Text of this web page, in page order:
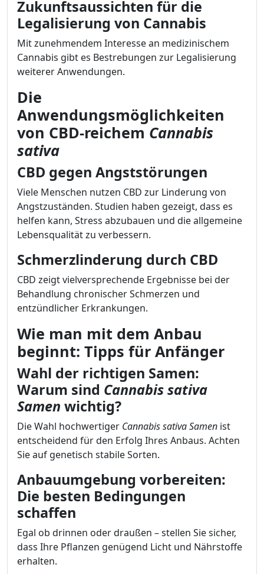
Zukunftsaussichten für die
Legalisierung von Cannabis
Mit zunehmendem Interesse an medizinischem
Cannabis gibt es Bestrebungen zur Legalisierung
weiterer Anwendungen.
Die
Anwendungsmöglichkeiten
von CBD-reichem Cannabis
sativa
CBD gegen Angststörungen
Viele Menschen nutzen CBD zur Linderung von
Angstzuständen. Studien haben gezeigt, dass es
helfen kann, Stress abzubauen und die allgemeine
Lebensqualität zu verbessern.
Schmerzlinderung durch CBD
CBD zeigt vielversprechende Ergebnisse bei der
Behandlung chronischer Schmerzen und
entzündlicher Erkrankungen.
Wie man mit dem Anbau
beginnt: Tipps für Anfänger
Wahl der richtigen Samen:
Warum sind Cannabis sativa
Samen wichtig?
Die Wahl hochwertiger Cannabis sativa Samen ist
entscheidend für den Erfolg Ihres Anbaus. Achten
Sie auf genetisch stabile Sorten.
Anbauumgebung vorbereiten:
Die besten Bedingungen
schaffen
Egal ob drinnen oder draußen – stellen Sie sicher,
dass Ihre Pflanzen genügend Licht und Nährstoffe
erhalten.